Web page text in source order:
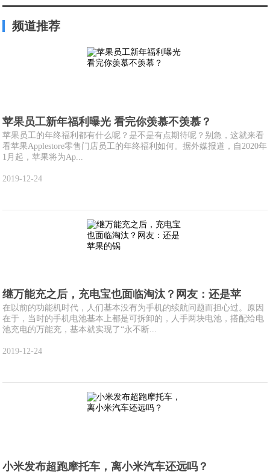
频道推荐
苹果员工新年福利曝光 看完你羡慕不羡慕？
苹果员工的年终福利都有什么呢？是不是有点期待呢？别急，这就来看
看苹果Applestore零售门店员工的年终福利如何。据外媒报道，自2020年
1月起，苹果将为Ap...
2019-12-24
继万能充之后，充电宝也面临淘汰？网友：还是苹
在以前的功能机时代，人们基本没有为手机的续航问题而担心过。原因
在于，当时的手机电池基本上都是可拆卸的，人手两块电池，搭配给电
池充电的万能充，基本就实现了“永不断...
2019-12-24
小米发布超跑摩托车，离小米汽车还远吗？